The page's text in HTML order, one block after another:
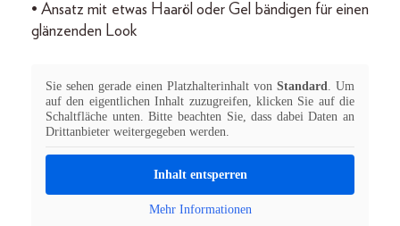
• Ansatz mit etwas Haaröl oder Gel bändigen für einen
glänzenden Look
Sie sehen gerade einen Platzhalterinhalt von Standard
. Um
auf den eigentlichen Inhalt zuzugreifen, klicken Sie auf die
Schaltfläche unten. Bitte beachten Sie, dass dabei Daten an
Drittanbieter weitergegeben werden.
Inhalt entsperren
Mehr Informationen